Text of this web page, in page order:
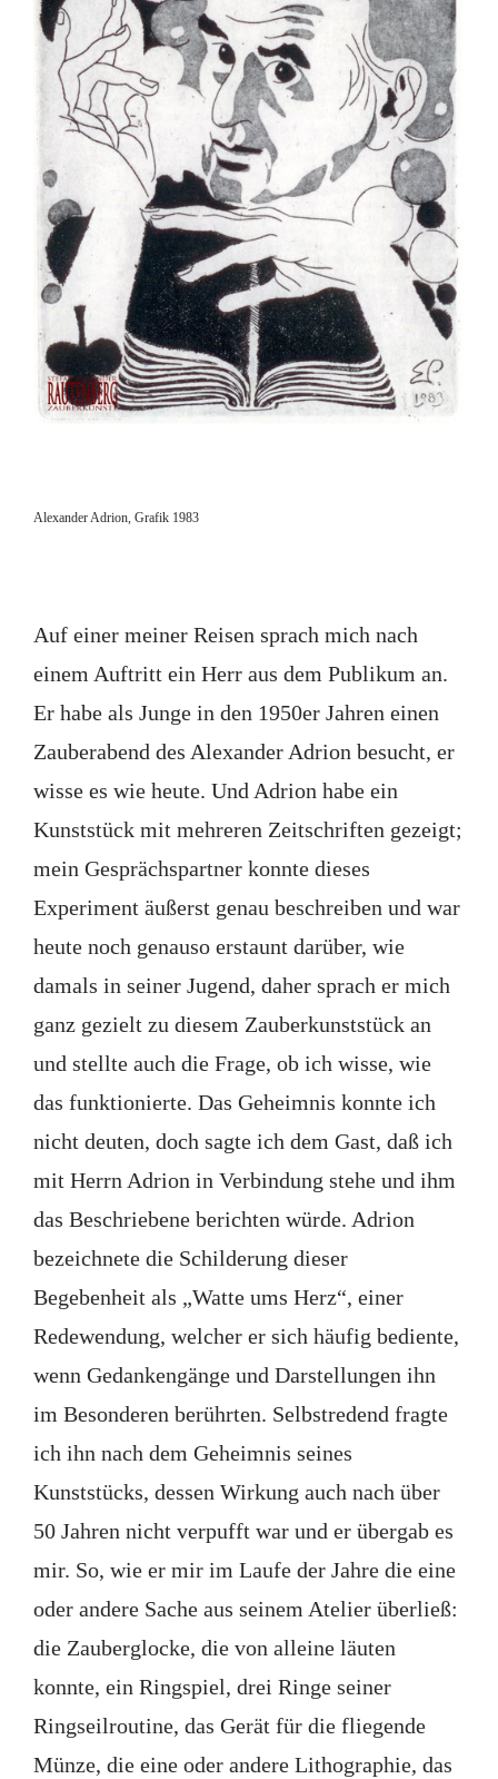
Alexander Adrion, Grafik 1983
Auf einer meiner Reisen sprach mich nach
einem Auftritt ein Herr aus dem Publikum an.
Er habe als Junge in den 1950er Jahren einen
Zauberabend des Alexander Adrion besucht, er
wisse es wie heute. Und Adrion habe ein
Kunststück mit mehreren Zeitschriften gezeigt;
mein Gesprächspartner konnte dieses
Experiment äußerst genau beschreiben und war
heute noch genauso erstaunt darüber, wie
damals in seiner Jugend, daher sprach er mich
ganz gezielt zu diesem Zauberkunststück an
und stellte auch die Frage, ob ich wisse, wie
das funktionierte. Das Geheimnis konnte ich
nicht deuten, doch sagte ich dem Gast, daß ich
mit Herrn Adrion in Verbindung stehe und ihm
das Beschriebene berichten würde. Adrion
bezeichnete die Schilderung dieser
Begebenheit als „Watte ums Herz“, einer
Redewendung, welcher er sich häufig bediente,
wenn Gedankengänge und Darstellungen ihn
im Besonderen berührten. Selbstredend fragte
ich ihn nach dem Geheimnis seines
Kunststücks, dessen Wirkung auch nach über
50 Jahren nicht verpufft war und er übergab es
mir. So, wie er mir im Laufe der Jahre die eine
oder andere Sache aus seinem Atelier überließ:
die Zauberglocke, die von alleine läuten
konnte, ein Ringspiel, drei Ringe seiner
Ringseilroutine, das Gerät für die fliegende
Münze, die eine oder andere Lithographie, das